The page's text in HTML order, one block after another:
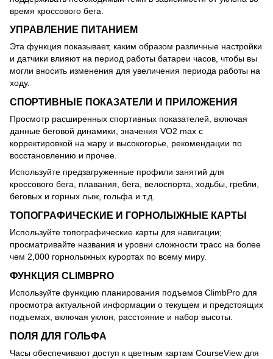
время кроссового бега.
УПРАВЛЕНИЕ ПИТАНИЕМ
Эта функция показывает, каким образом различные настройки
и датчики влияют на период работы батареи часов, чтобы вы
могли вносить изменения для увеличения периода работы на
ходу.
СПОРТИВНЫЕ ПОКАЗАТЕЛИ И ПРИЛОЖЕНИЯ
Просмотр расширенных спортивных показателей, включая
данные беговой динамики, значения VO2 max с
корректировкой на жару и высокогорье, рекомендации по
восстановлению и прочее.
Используйте предзагруженные профили занятий для
кроссового бега, плавания, бега, велоспорта, ходьбы, гребли,
беговых и горных лыж, гольфа и т.д.
ТОПОГРАФИЧЕСКИЕ И ГОРНОЛЫЖНЫЕ КАРТЫ
Используйте топографические карты для навигации;
просматривайте названия и уровни сложности трасс на более
чем 2,000 горнолыжных курортах по всему миру.
ФУНКЦИЯ CLIMBPRO
Используйте функцию планирования подъемов ClimbPro для
просмотра актуальной информации о текущем и предстоящих
подъемах, включая уклон, расстояние и набор высоты.
ПОЛЯ ДЛЯ ГОЛЬФА
Часы обеспечивают доступ к цветным картам CourseView для